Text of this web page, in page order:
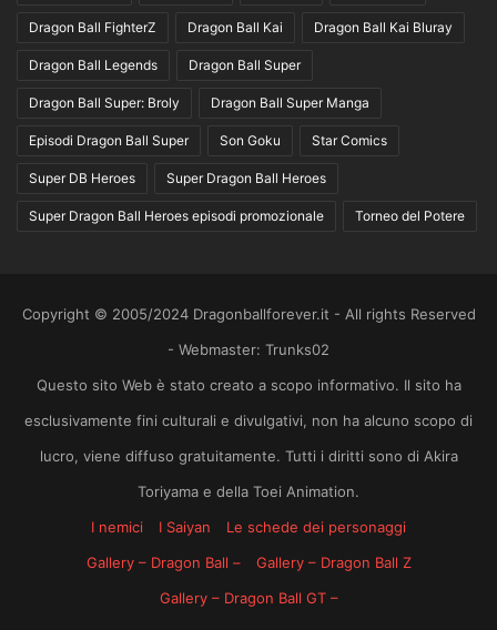
Dragon Ball FighterZ Dragon Ball Kai Dragon Ball Kai Bluray
Dragon Ball Legends Dragon Ball Super
Dragon Ball Super: Broly Dragon Ball Super Manga
Episodi Dragon Ball Super Son Goku Star Comics
Super DB Heroes Super Dragon Ball Heroes
Super Dragon Ball Heroes episodi promozionale Torneo del Potere
Copyright © 2005/2024 Dragonballforever.it - All rights Reserved
- Webmaster: Trunks02
Questo sito Web è stato creato a scopo informativo. Il sito ha
esclusivamente fini culturali e divulgativi, non ha alcuno scopo di
lucro, viene diffuso gratuitamente. Tutti i diritti sono di Akira
Toriyama e della Toei Animation.
I nemici
I Saiyan
Le schede dei personaggi
Gallery – Dragon Ball –
Gallery – Dragon Ball Z
Gallery – Dragon Ball GT –